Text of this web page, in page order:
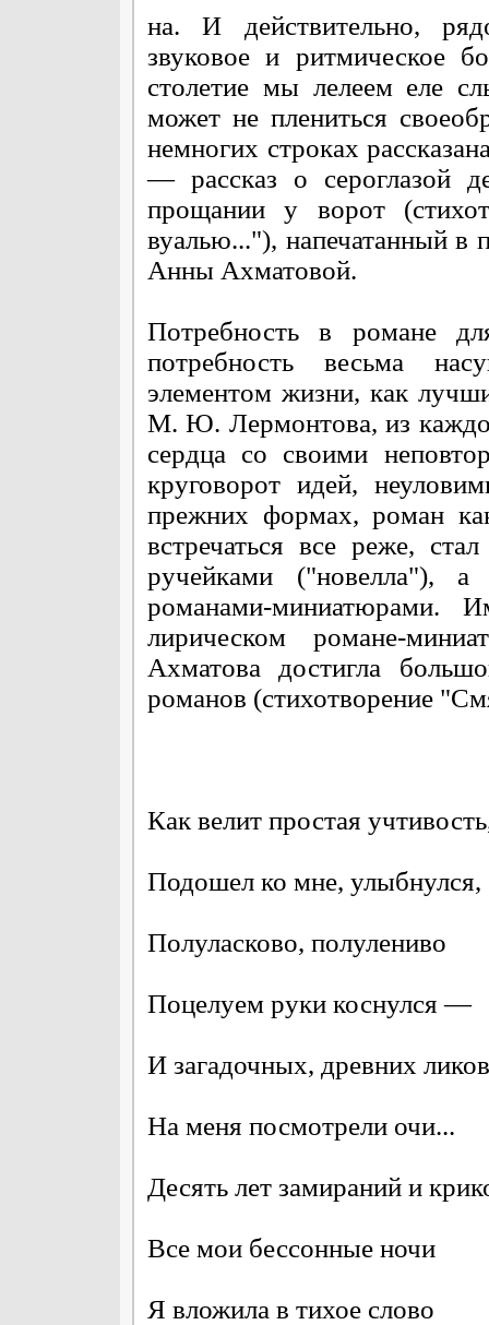
на. И действительно,
звуковое и ритмическое
столетие мы лелеем еле
может не плениться
немногих строках
— рассказ о сероглазой
прощании у ворот
вуалью..."), напечатанный в
Анны Ахматовой.
Потребность в романе
потребность весьма
элементом жизни, как
М. Ю. Лермонтова, из
сердца со своими
круговорот идей,
прежних формах, роман
встречаться все реже,
ручейками ("новелла"),
романами-миниатюрами.
лирическом романе-
Ахматова достигла
романов (стихотворение
Как велит простая
Подошел ко мне, улыбнулся,
Полуласково, полулениво
Поцелуем руки коснулся —
И загадочных, древних ликов
На меня посмотрели очи...
Десять лет замираний и
Все мои бессонные ночи
Я вложила в тихое слово